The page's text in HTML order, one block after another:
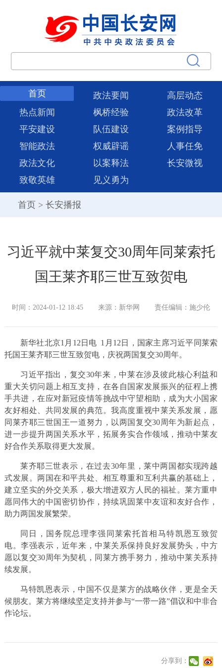
首页 政法要闻
高层动态
热点新闻
枫桥经验
政法改革
平安建设
队伍建设
案例指导
智能政法
权威辟谣
人事任免
政法文化
以案释法
长安微视
致敬英雄
见义勇为
首页 > 长安播报
习近平就中莱复交30周年同莱索托
国王莱齐耶三世互致贺电
时间：2024-01-12 18:45 来源：新华网 责任编辑：施少伦
新华社北京1月12日电 1月12日，国家主席习近平同莱索
托国王莱齐耶三世互致贺电，庆祝两国复交30周年。
习近平指出，复交30年来，中莱在涉及彼此核心利益和
重大关切问题上相互支持，在各自国家发展振兴的征程上携
手共进，在应对新冠疫情等挑战中守望相助，成为大小国家
友好相处、共同发展的典范。我高度重视中莱关系发展，愿
同莱齐耶三世国王一道努力，以两国复交30周年为新起点，
进一步提升两国关系水平，拓展务实合作领域，推动中莱友
好合作关系取得更大发展。
莱齐耶三世表示，在过去30年里，莱中两国都实现跨越
式发展。两国在和平共处、相互尊重和互利共赢的基础上，
建立坚实的外交关系，极大增进双方人民的福祉。莱方重申
愿同伟大的中国密切协作，持续巩固莱中友谊和友好合作，
助力两国发展繁荣。
同日，国务院总理李强同莱索托首相马特凯恩互致贺
电。李强表示，近年来，中莱关系保持良好发展势头，中方
愿以复交30周年为契机，同莱方携手努力，推动中莱关系持
续发展。
马特凯恩表示，中国不仅是莱方的战略伙伴，更是全天
候朋友。莱方将继续坚定支持并参与“一带一路”倡议和中非合
作论坛。
分享到：